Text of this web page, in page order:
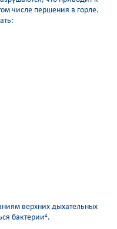
числе першения в горле.
верхних дыхательных
бактерии4.